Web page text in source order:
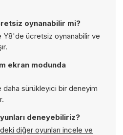
oynanabilir mi?
Y8'de ücretsiz oynanabilir ve
ekran modunda
daha sürükleyici bir deneyim
deneyebiliriz?
diğer oyunları incele ve